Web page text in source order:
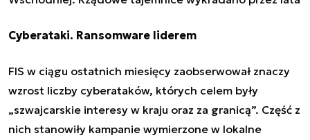
Cyberataki. Ransomware liderem
FIS w ciągu ostatnich miesięcy zaobserwował znaczy
wzrost liczby cyberataków, których celem były
„szwajcarskie interesy w kraju oraz za granicą”. Część z
nich stanowiły kampanie wymierzone w lokalne